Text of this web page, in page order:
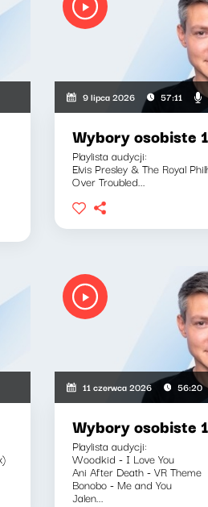
9 lipca 2026 57:11
Wybory osobiste
Playlista audycji:
Elvis Presley & The Royal
Over Troubled...
11 czerwca 2026 56:20
Wybory osobiste
Playlista audycji:
Woodkid - I Love You
Ani After Death - VR Theme
Bonobo - Me and You
Jalen...